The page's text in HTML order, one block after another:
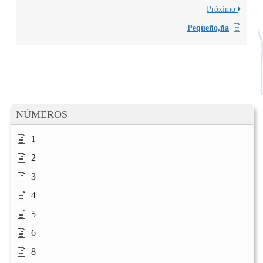
NÚMEROS
1
2
3
4
5
6
8
Próximo
Pequeño,ña